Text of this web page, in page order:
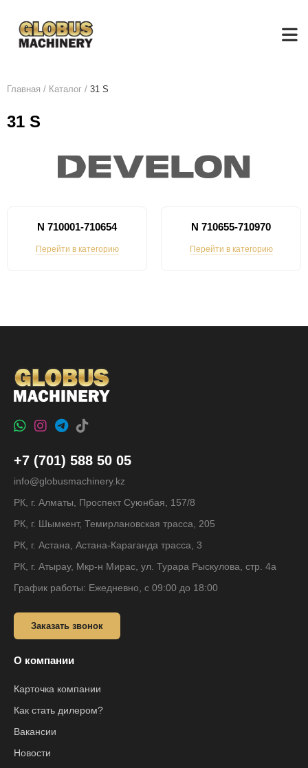
Главная / Каталог / 31 S
31 S
N 710001-710654
Перейти в категорию
N 710655-710970
Перейти в категорию
+7 (701) 588 50 05
info@globusmachinery.kz
РК, г. Алматы, Проспект Суюнбая, 157/8
РК, г. Шымкент, Темирлановская трасса, 205
РК, г. Астана, Астана-Караганда трасса, 3
РК, г. Атырау, Мкр-н Мирас, ул. Турара Рыскулова, стр. 4а
График работы: Ежедневно, с 09:00 до 18:00
Заказать звонок
О компании
Карточка компании
Как стать дилером?
Вакансии
Новости